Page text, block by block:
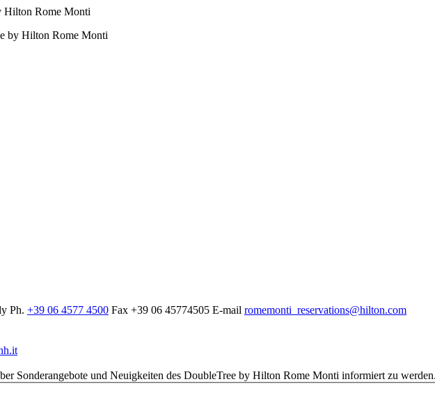
Ph. +39 06 4577 4500 Fax +39 06 45774505 E-mail romemonti_reservations@hilton.com
Sonderangebote und Neuigkeiten des DoubleTree by Hilton Rome Monti informiert zu